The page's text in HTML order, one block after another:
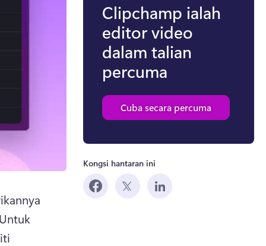
Clipchamp ialah
editor video
dalam talian
percuma
Cuba secara percuma
Kongsi hantaran ini